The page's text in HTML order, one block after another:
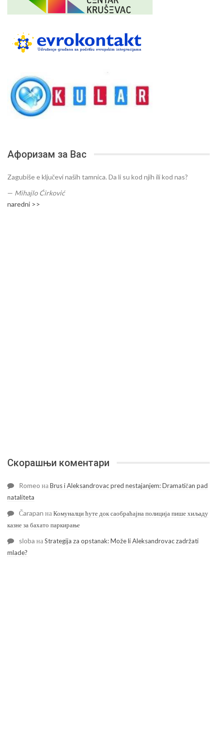
Афоризам за Вас
Zagubiše e ključevi naših tamnica. Da li su kod njih ili kod nas?
— Mihajlo Ćirković
naredni >>
Скорашњи коментари
Romeo наBrus i Aleksandrovac pred nestajanjem: Dramatičan pad
nataliteta
Čarapan наКомуналци ћуте док саобраћајна полиција пише хиљаду
казне за бахато паркирање
sloba наStrategija za opstanak: Može li Aleksandrovac zadržati
mlade?